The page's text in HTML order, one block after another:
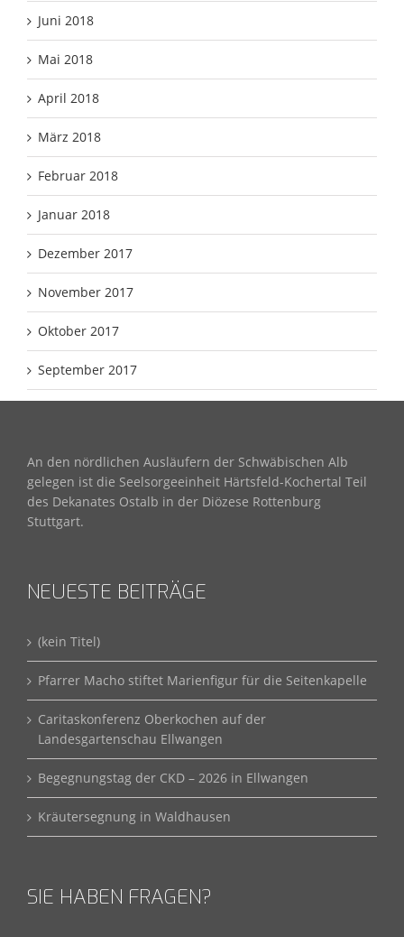
Juni 2018
Mai 2018
April 2018
März 2018
Februar 2018
Januar 2018
Dezember 2017
November 2017
Oktober 2017
September 2017
An den nördlichen Ausläufern der Schwäbischen Alb
gelegen ist die Seelsorgeeinheit Härtsfeld-Kochertal Teil
des Dekanates Ostalb in der Diözese Rottenburg
Stuttgart.
NEUESTE BEITRÄGE
(kein Titel)
Pfarrer Macho stiftet Marienfigur für die Seitenkapelle
Caritaskonferenz Oberkochen auf der
Landesgartenschau Ellwangen
Begegnungstag der CKD – 2026 in Ellwangen
Kräutersegnung in Waldhausen
SIE HABEN FRAGEN?